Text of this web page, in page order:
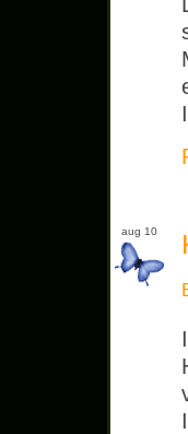
aug 10